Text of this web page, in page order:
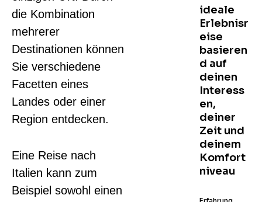
die Kombination
mehrerer
Destinationen können
Sie verschiedene
Facetten eines
Landes oder einer
Region entdecken.
Eine Reise nach
Italien kann zum
Beispiel sowohl einen
ideale
Erlebnisr
eise
basieren
d auf
deinen
Interess
en,
deiner
Zeit und
deinem
Komfort
niveau